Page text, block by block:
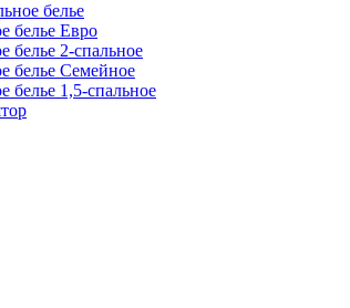
белье
белье Евро
белье 2-спальное
белье Семейное
белье 1,5-спальное